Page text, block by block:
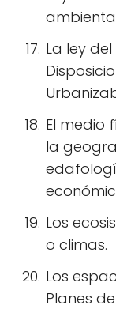
La ley
El medio
la
Los
o climas.
Los
Planes